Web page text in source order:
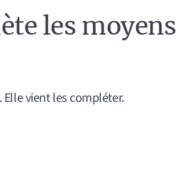
les moyens
vient les compléter.